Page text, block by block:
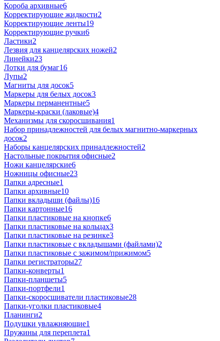
Короба архивные6
Корректирующие жидкости2
Корректирующие ленты19
Корректирующие ручки6
Ластики2
Лезвия для канцелярских ножей2
Линейки23
Лотки для бумаг16
Лупы2
Магниты для досок5
Маркеры для белых досок3
Маркеры перманентные5
Маркеры-краски (лаковые)4
Механизмы для скоросшивания1
Набор принадлежностей для белых магнитно-маркерных
досок2
Наборы канцелярских принадлежностей2
Настольные покрытия офисные2
Ножи канцелярские6
Ножницы офисные23
Папки адресные1
Папки архивные10
Папки вкладыши (файлы)16
Папки картонные16
Папки пластиковые на кнопке6
Папки пластиковые на кольцах3
Папки пластиковые на резинке3
Папки пластиковые с вкладышами (файлами)2
Папки пластиковые с зажимом/прижимом5
Папки регистраторы27
Папки-конверты1
Папки-планшеты5
Папки-портфели1
Папки-скоросшиватели пластиковые28
Папки-уголки пластиковые4
Планинги2
Подушки увлажняющие1
Пружины для переплета1